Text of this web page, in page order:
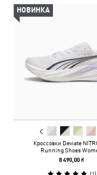
НОВИНКА
Кроссовки Deviate
Running Shoes
8 490,00 ₴